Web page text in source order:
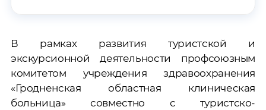
В рамках развития туристской и
экскурсионной деятельности профсоюзным
комитетом учреждения здравоохранения
«Гродненская областная клиническая
больница» совместно с туристско-